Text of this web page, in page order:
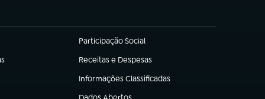
Participação Social
(abre em nova aba)
Receitas e Despesas
(abre em nova aba)
Informações Classificadas
(abre em nova aba)